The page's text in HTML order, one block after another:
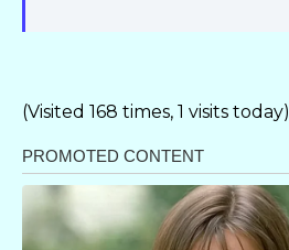
(Visited 168 times, 1 visits today)